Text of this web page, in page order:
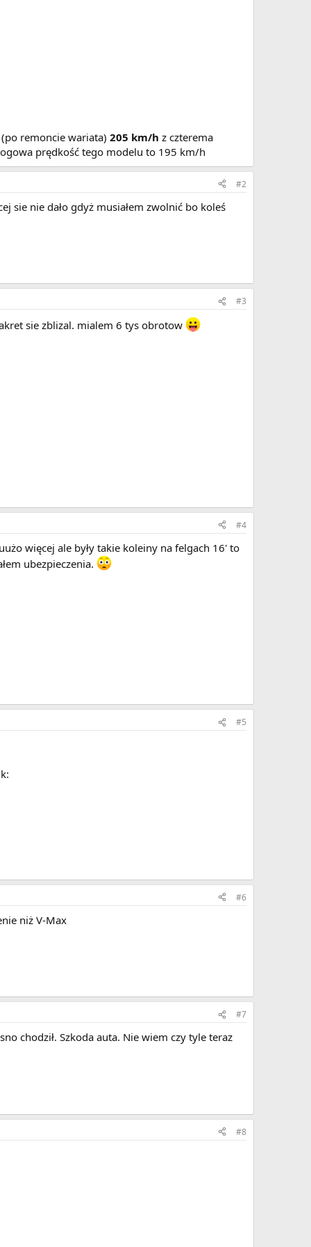
remoncie wariata) 205 km/h z czterema
prędkość tego modelu to 195 km/h
#2
sie nie dało gdyż musiałem zwolnić bo koleś
#3
sie zblizal. mialem 6 tys obrotow
#4
więcej ale były takie koleiny na felgach 16' to
ubezpieczenia.
#5
#6
niż V-Max
#7
chodził. Szkoda auta. Nie wiem czy tyle teraz
#8